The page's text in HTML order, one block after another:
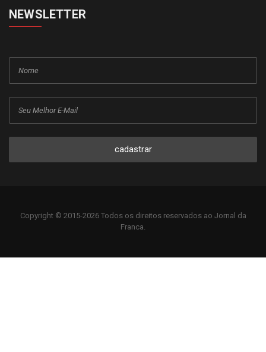
NEWSLETTER
cadastrar
Copyright © 2015-2026 Todos os direitos reservados ao Jornal da
Franca.